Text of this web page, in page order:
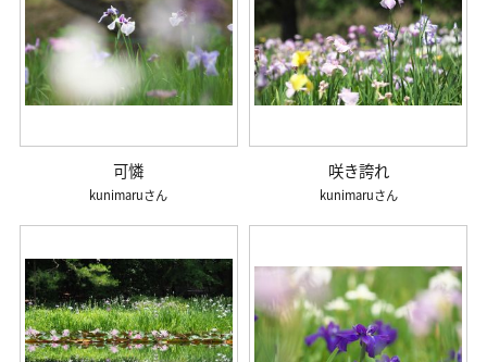
可憐
kunimaru
咲き誇れ
kunimaru